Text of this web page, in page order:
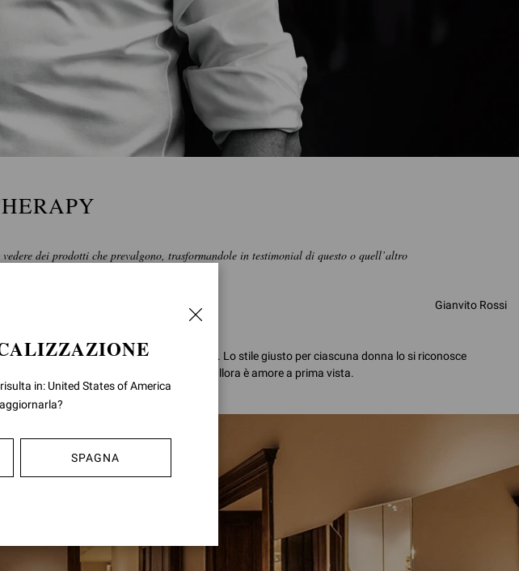
dei prodotti che prevalgono, trasformandole in testimonial di questo o quell’altro
Gianvito Rossi
nella visione creativa di Gianvito Rossi. Lo stile giusto per ciascuna donna lo si riconosce
a sorridere guardandosi allo specchio, allora è amore a prima vista.
in: United States of America
SPAGNA